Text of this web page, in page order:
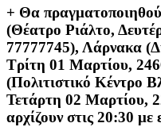
+ Θα
(Θέατρο Ριάλτο,
77777745), Λάρνακα
Τρίτη 01 Μαρτίου,
(Πολιτιστικό Κέντρο
Τετάρτη 02 Μαρτίου,
αρχίζουν στις 20:30